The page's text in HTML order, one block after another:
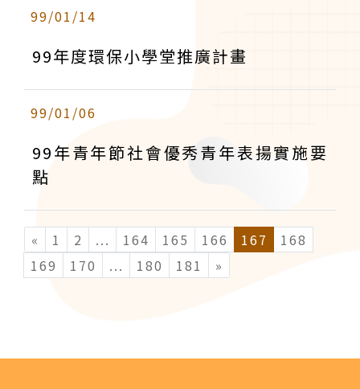
99/01/14
99年度環保小學堂推廣計畫
99/01/06
99年青年節社會優秀青年表揚實施要
點
« 1 2 ... (current)
164 165 166 167
168
169
170 ... (current)
180 181 »